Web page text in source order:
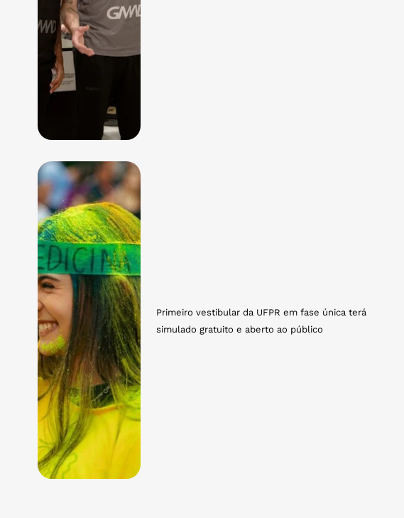
Primeiro vestibular da UFPR em fase única terá
simulado gratuito e aberto ao público